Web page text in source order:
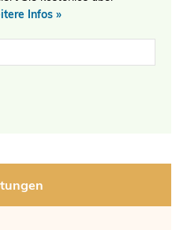
Infos »